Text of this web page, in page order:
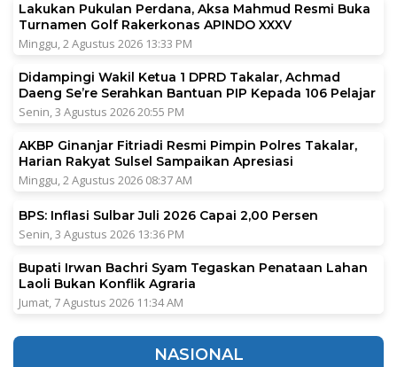
Lakukan Pukulan Perdana, Aksa Mahmud Resmi Buka
Turnamen Golf Rakerkonas APINDO XXXV
Minggu, 2 Agustus 2026 13:33 PM
Didampingi Wakil Ketua 1 DPRD Takalar, Achmad
Daeng Se’re Serahkan Bantuan PIP Kepada 106 Pelajar
Senin, 3 Agustus 2026 20:55 PM
AKBP Ginanjar Fitriadi Resmi Pimpin Polres Takalar,
Harian Rakyat Sulsel Sampaikan Apresiasi
Minggu, 2 Agustus 2026 08:37 AM
BPS: Inflasi Sulbar Juli 2026 Capai 2,00 Persen
Senin, 3 Agustus 2026 13:36 PM
Bupati Irwan Bachri Syam Tegaskan Penataan Lahan
Laoli Bukan Konflik Agraria
Jumat, 7 Agustus 2026 11:34 AM
NASIONAL